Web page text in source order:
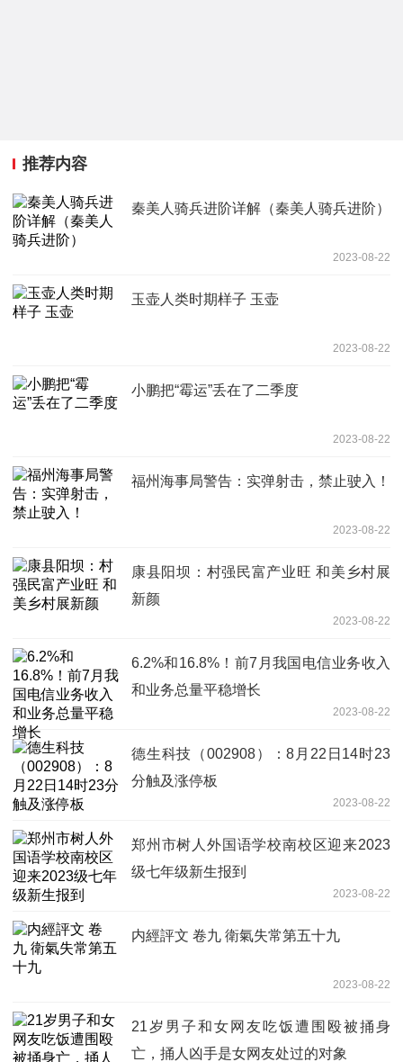
推荐内容
秦美人骑兵进阶详解（秦美人骑兵进阶）
2023-08-22
玉壶人类时期样子 玉壶
2023-08-22
小鹏把“霉运”丢在了二季度
2023-08-22
福州海事局警告：实弹射击，禁止驶入！
2023-08-22
康县阳坝：村强民富产业旺 和美乡村展
新颜
2023-08-22
6.2%和16.8%！前7月我国电信业务收入
和业务总量平稳增长
2023-08-22
德生科技（002908）：8月22日14时23
分触及涨停板
2023-08-22
郑州市树人外国语学校南校区迎来2023
级七年级新生报到
2023-08-22
内經評文 卷九 衛氣失常第五十九
2023-08-22
21岁男子和女网友吃饭遭围殴被捅身
亡，捅人凶手是女网友处过的对象